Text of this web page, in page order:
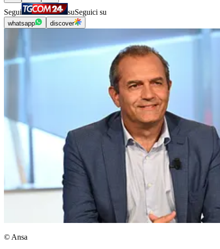
Segui suSeguici su
whatsapp discover
© Ansa